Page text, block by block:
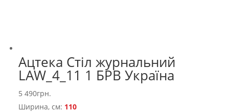
Ацтека Стіл журнальний
LAW_4_11 1 БРВ Україна
5 490грн.
Ширина, см: 110